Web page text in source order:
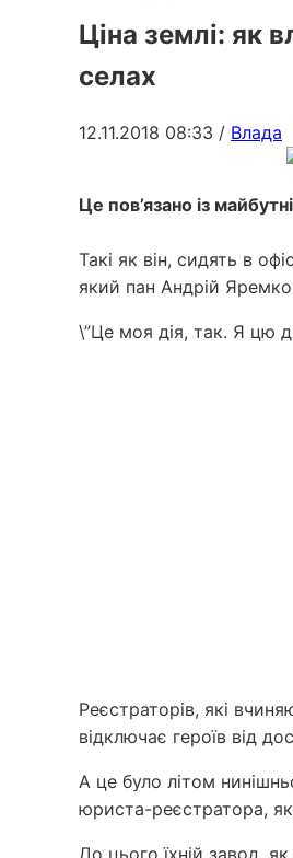
Ціна землі: як
селах
12.11.2018 08:33 / Влада
Це пов’язано із
Такі як він, сидять в
який пан Андрій
\”Це моя дія, так. Я цю
Реєстраторів, які
відключає героїв від
А це було літом
юриста-реєстратора,
До цього їхній завод,